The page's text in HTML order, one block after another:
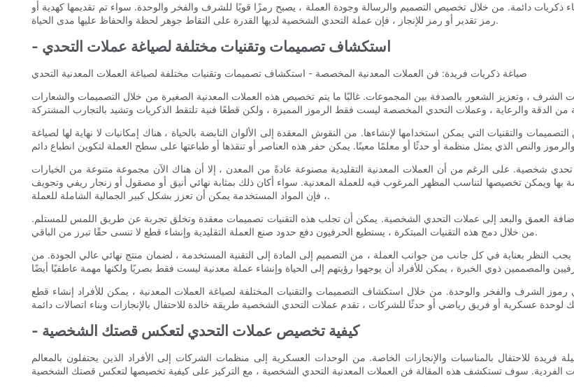
ذكريات دائمة. من خلال تخصيص التصميم والرسالة وجودة العملة ، يصبح رمزًا قويًا للشرف والفخر والوحدة. سواء تم تقديمها كهدية أو
رمز تقدير أو رمز للإنجاز ، فإن عملة التحدي الشخصية لديها القدرة على التقاط جوهر لحظة والحفاظ عليها مدى الحياة.
- استكشاف تصميمات وتقنيات مختلفة لصياغة عملات التحدي
صياغة ذكريات فريدة: فن العملات المعدنية المخصصة - استكشاف تصميمات وتقنيات مختلفة لصياغة العملات المعدنية التحدي
الشرف ، وتعزيز الشعور بالصدفة بين المجموعات. غالبًا ما يتم تخصيص هذه العملات المعدنية الصغيرة من خلال التصميمات والشعارات
والتقنيات التي يمكن استخدامها لإنشاءها. من النقوش المعقدة إلى الألوان النابضة بالحياة ، هناك إمكانيات لا نهاية لها لصياغة
شخصية. على الرغم من أن العملات المعدنية التقليدية مصنوعة عادةً من المعدن ، إلا أن هناك الآن مجموعة متنوعة من الخيارات
ويمكن تخصيصها لتناسب المظهر المرغوب فيه للعملة المعدنية. سواء أكان ذلك بمثابة نهائي أنيق أو مصقول أو زنجار ريفي وتجويف
، فإن المواد المستخدمة يمكن أن تعزز بشكل كبير الجمالية الشاملة للعملة.
لإضافة العمق والبعد إلى عملات التحدي الشخصية. يمكن أن تجلب هذه التقنيات تصميمات معقدة وتخلق تجربة عن طريق اللمس للمستلم.
من خلال دمج هذه التقنيات المبتكرة ، يستطيع الحرفيون دفع حدود صنع العملة التقليدية وإنشاء قطع لا تنسى حقًا تبرز من الباقي.
النظر بعناية في كل جانب من جوانب العملة ، من التصميم إلى المادة إلى التقنية المستخدمة ، لضمان منتج نهائي عالي الجودة. من
الشرف والفخر والوحدة. من خلال استكشاف التصميمات والتقنيات المختلفة لصياغة العملات المعدنية ، يمكن للأفراد إنشاء قطع
- كيفية تخصيص عملات التحدي لتعكس قصتك الشخصية
للاحتفال بالمناسبات والإنجازات الخاصة. من الوحدات العسكرية إلى منظمات الشركات إلى الأفراد الذين يحتفلون بالمعالم